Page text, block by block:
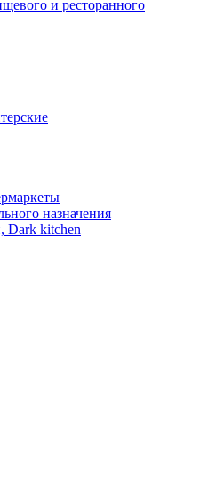
и ресторанного
назначения
Dark kitchen